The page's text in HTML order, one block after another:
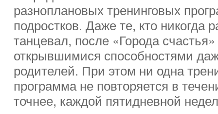
разноплановых тренинговых
подростков. Даже те, кто никогда
танцевал, после «Города
открывшимися способностями
родителей. При этом ни одна
программа не повторяется в
точнее, каждой пятидневной